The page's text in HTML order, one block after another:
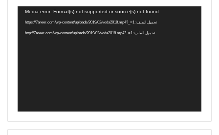
Media error: Format(s) not supported or source(s) not found
تحميل الملف: https://7areer.com/wp-content/uploads/2019/02/voda2018.mp4?_=1
تحميل الملف: http://7areer.com/wp-content/uploads/2019/02/voda2018.mp4?_=1